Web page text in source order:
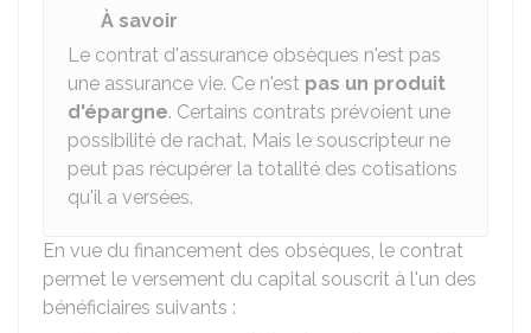
À savoir
Le contrat d'assurance obsèques n'est pas
une assurance vie. Ce n'est pas un produit
d'épargne. Certains contrats prévoient une
possibilité de rachat. Mais le souscripteur ne
peut pas récupérer la totalité des cotisations
qu'il a versées.
En vue du financement des obsèques, le contrat
permet le versement du capital souscrit à l'un des
bénéficiaires suivants :